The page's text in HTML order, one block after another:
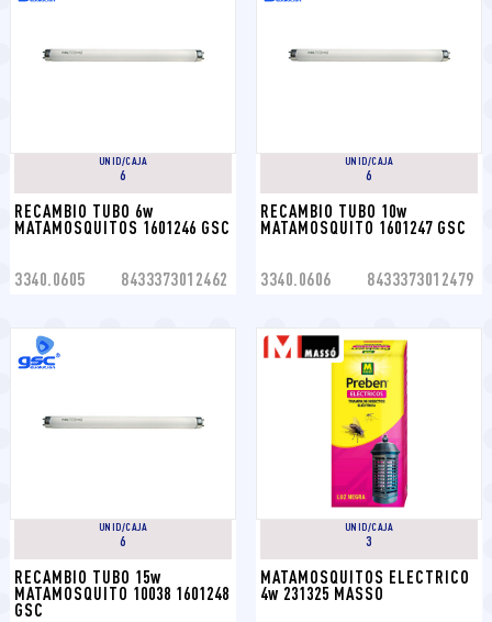
UNID/CAJA
6
RECAMBIO TUBO 6w
MATAMOSQUITOS 1601246 GSC
3340.0605 8433373012462
UNID/CAJA
6
RECAMBIO TUBO 10w
MATAMOSQUITO 1601247 GSC
3340.0606 8433373012479
UNID/CAJA
6
RECAMBIO TUBO 15w
MATAMOSQUITO 10038 1601248
GSC
UNID/CAJA
3
MATAMOSQUITOS ELECTRICO
4w 231325 MASSO